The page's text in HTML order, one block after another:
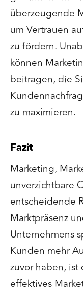
überzeugende
um Vertrauen
zu fördern.
können
beitragen, die
zu maximieren.
Fazit
Marketing,
unverzichtbare
entscheidende
Marktpräsenz
Unternehmens
Kunden mehr
zuvor haben,
effektives